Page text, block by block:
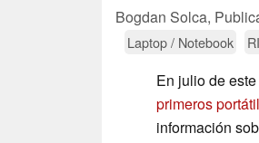
Bogdan Solca,
Laptop / Notebook
En julio de
primeros
información